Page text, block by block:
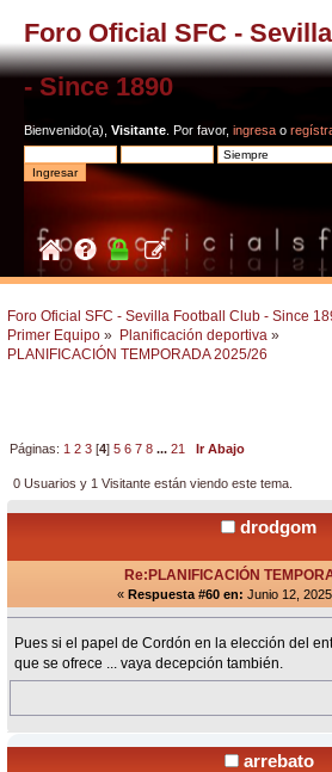
Foro Oficial SFC -
- Since 1890
Bienvenido(a), Visitante . Por favor, ingresa o
Foro Oficial SFC - Sevilla Football Club - Since
Primer Equipo » Planificación deportiva »
PLANIFICACIÓN TEMPORADA 2025/26
Páginas: 1 2 3 [4]5 6 7 8 ...21 Ir Abajo
0 Usuarios y 1 Visitante están viendo este tema.
drodgom
Re:PLANIFICACIÓN
« Respuesta #60 en: Junio 12,
Pues si el papel de Cordón en la elección del
que se ofrece ... vaya decepción también.
arrebato